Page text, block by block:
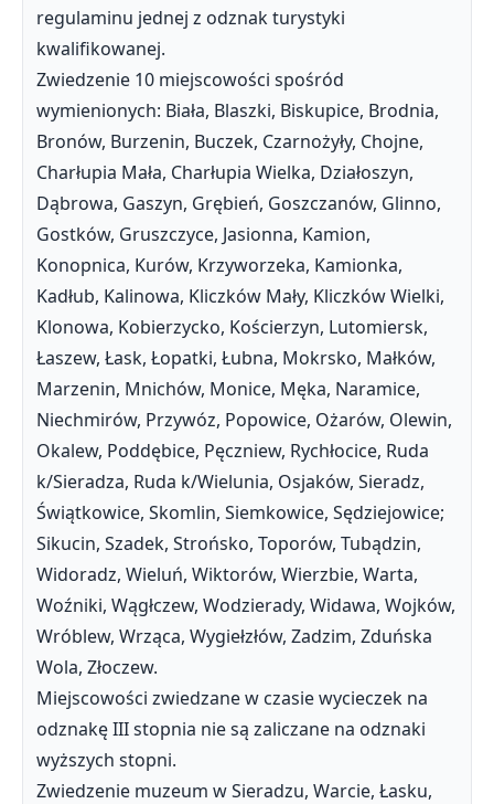
regulaminu jednej z odznak turystyki
kwalifikowanej.
Zwiedzenie 10 miejscowości spośród
wymienionych: Biała, Blaszki, Biskupice, Brodnia,
Bronów, Burzenin, Buczek, Czarnożyły, Chojne,
Charłupia Mała, Charłupia Wielka, Działoszyn,
Dąbrowa, Gaszyn, Grębień, Goszczanów, Glinno,
Gostków, Gruszczyce, Jasionna, Kamion,
Konopnica, Kurów, Krzyworzeka, Kamionka,
Kadłub, Kalinowa, Kliczków Mały, Kliczków Wielki,
Klonowa, Kobierzycko, Kościerzyn, Lutomiersk,
Łaszew, Łask, Łopatki, Łubna, Mokrsko, Małków,
Marzenin, Mnichów, Monice, Męka, Naramice,
Niechmirów, Przywóz, Popowice, Ożarów, Olewin,
Okalew, Poddębice, Pęczniew, Rychłocice, Ruda
k/Sieradza, Ruda k/Wielunia, Osjaków, Sieradz,
Świątkowice, Skomlin, Siemkowice, Sędziejowice;
Sikucin, Szadek, Strońsko, Toporów, Tubądzin,
Widoradz, Wieluń, Wiktorów, Wierzbie, Warta,
Woźniki, Wągłczew, Wodzierady, Widawa, Wojków,
Wróblew, Wrząca, Wygiełzłów, Zadzim, Zduńska
Wola, Złoczew.
Miejscowości zwiedzane w czasie wycieczek na
odznakę III stopnia nie są zaliczane na odznaki
wyższych stopni.
Zwiedzenie muzeum w Sieradzu, Warcie, Łasku,